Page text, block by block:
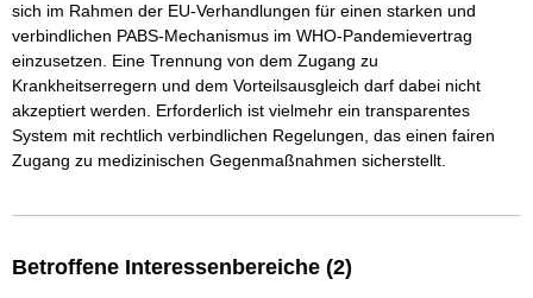
sich im Rahmen der EU-Verhandlungen für einen starken und
verbindlichen PABS-Mechanismus im WHO-Pandemievertrag
einzusetzen. Eine Trennung von dem Zugang zu
Krankheitserregern und dem Vorteilsausgleich darf dabei nicht
akzeptiert werden. Erforderlich ist vielmehr ein transparentes
System mit rechtlich verbindlichen Regelungen, das einen fairen
Zugang zu medizinischen Gegenmaßnahmen sicherstellt.
Betroffene Interessenbereiche (2)